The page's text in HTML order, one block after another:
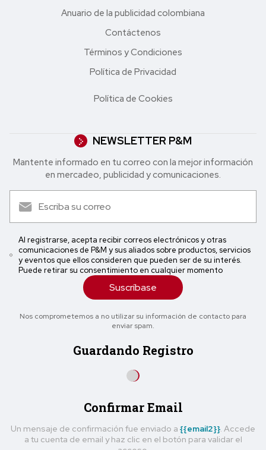
Anuario de la publicidad colombiana
Contáctenos
Términos y Condiciones
Política de Privacidad
Política de Cookies
NEWSLETTER P&M
Mantente informado en tu correo con la mejor in formación
en mercadeo, publicidad y comunicaciones.
Al registrarse, acepta recibir correos electrónicos y otras
comunicaciones de P&M y sus aliados sobre productos, servicios
y eventos que ellos consideren que pueden ser de su interés.
Puede retirar su consentimiento en cualquier momento
Suscríbase
Nos comprometemos a no utilizar su información de contacto para
enviar spam.
Guardando Registro
Confirmar Email
Un mensaje de confirmación fue enviado a {{email2}}. Accede
a tu cuenta de email y haz clic en el botón para validar el